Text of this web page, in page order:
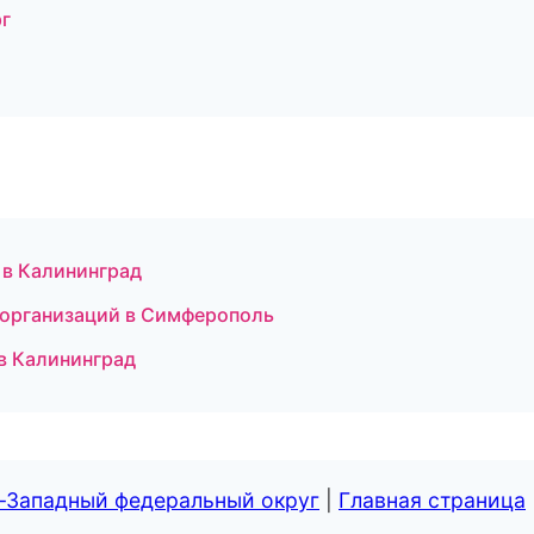
Калининград
в Симферополь
Калининград
федеральный округ Главная страница